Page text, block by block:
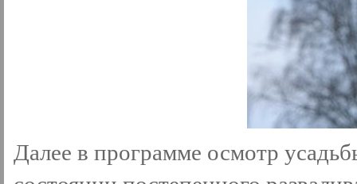
Далее в программе осмотр